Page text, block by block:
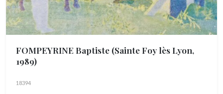
FOMPEYRINE Baptiste (Sainte Foy lès Lyon,
1989)
18394